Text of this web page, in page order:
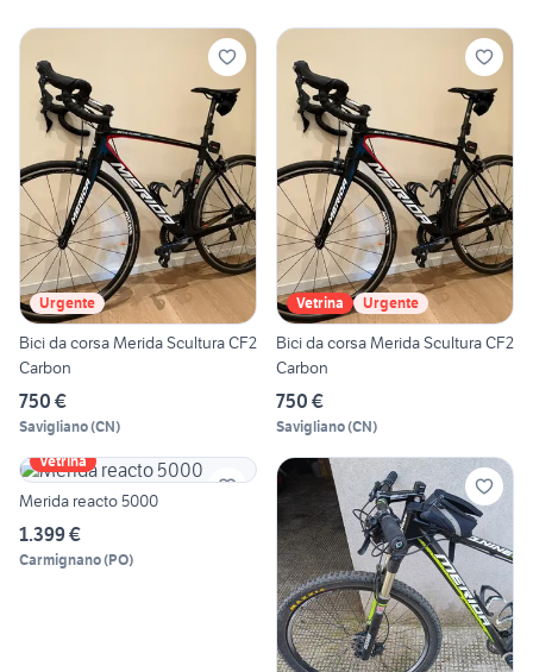
Urgente
Bici da corsa Merida Scultura CF2
Carbon
750 €
Savigliano(CN)
Vetrina Urgente
Bici da corsa Merida Scultura CF2
Carbon
750 €
Savigliano(CN)
Vetrina
Merida reacto 5000
1.399 €
Carmignano(PO)